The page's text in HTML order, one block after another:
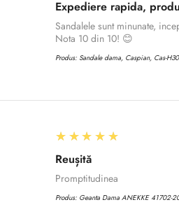
Expediere rapida,
Sandalele sunt minunate,
Nota 10 din 10! 😊
Produs: Sandale dama, Caspian, Cas-
5
★★★★★
Reușită
Promptitudinea
Produs: Geanta Dama ANEKKE 41702-